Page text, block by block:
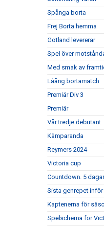
Spånga borta
Frej Borta hemma
Gotland levererar
Spel över
Med smak av
Låång bortamatch
Premiär Div 3
Premiär
Vår tredje debutant
Kämparanda
Reymers 2024
Victoria cup
Countdown. 5
Sista genrepet
Kaptenerna för
Spelschema för